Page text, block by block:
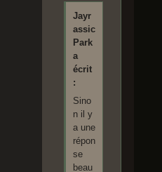
Jayr
assic
Park
a
écrit
:
Sino
n il y
a une
répon
se
beau